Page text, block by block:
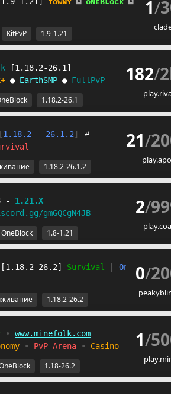
1/
KitPvP 1.9-1.21
k
[1.18.2-26.1]
● EarthSMP ● FullPvP 182/
1.18.2-26.1
[1.18.2 - 26.1.2]
⤶
rvival 21/
1.18.2-26.1.2
- 1.21.X
gmGQCgN4JB 2/
OneBlock 1.8-1.21
[1.18.2-26.2] Survival Oneblock |
0/
1.18.2-26.2
• www.minefolk.com
• PvP Arena • Casino 1/
1.18-26.2